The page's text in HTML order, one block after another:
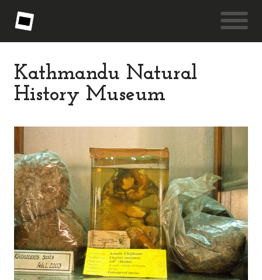
Kathmandu Natural
History Museum